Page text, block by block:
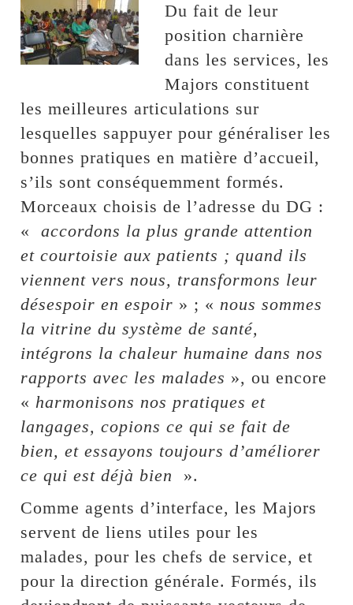
Du fait de leur
position charnière
dans les services, les
Majors constituent
les meilleures articulations sur
lesquelles sappuyer pour généraliser les
bonnes pratiques en matière d’accueil,
s’ils sont conséquemment formés.
Morceaux choisis de l’adresse du DG :
«
accordons la plus grande attention
et courtoisie aux patients ; quand ils
viennent vers nous, transformons leur
désespoir en espoir » ; «nous sommes
la vitrine du système de santé,
intégrons la chaleur humaine dans nos
rapports avec les malades », ou encore
«harmonisons nos pratiques et
langages, copions ce qui se fait de
bien, et essayons toujours d’améliorer
ce qui est déjà bien
».
Comme agents d’interface, les Majors
servent de liens utiles pour les
malades, pour les chefs de service, et
pour la direction générale. Formés, ils